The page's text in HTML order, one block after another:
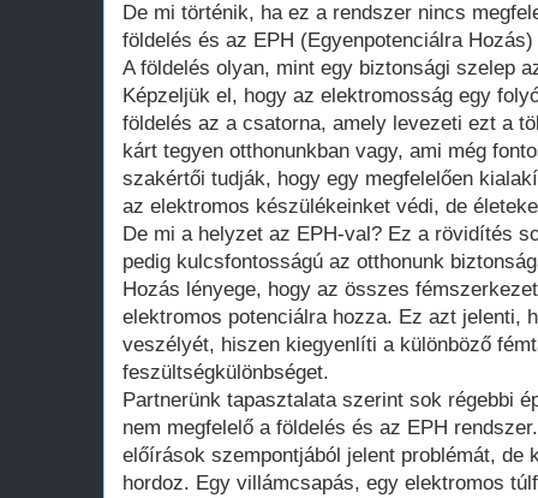
De mi történik, ha ez a rendszer nincs
földelés és az EPH (Egyenpotenciálra
A földelés olyan, mint egy biztonsági szelep
Képzeljük el, hogy az elektromosság egy
földelés az a csatorna, amely levezeti ezt a
kárt tegyen otthonunkban vagy, ami még
szakértői tudják, hogy egy megfelelően
az elektromos készülékeinket védi, de
De mi a helyzet az EPH-val? Ez a rövidítés
pedig kulcsfontosságú az otthonunk
Hozás lényege, hogy az összes
elektromos potenciálra hozza. Ez azt jelenti,
veszélyét, hiszen kiegyenlíti a különböző
feszültségkülönbséget.
Partnerünk tapasztalata szerint sok régebbi
nem megfelelő a földelés és az EPH
előírások szempontjából jelent problémát, de
hordoz. Egy villámcsapás, egy elektromos